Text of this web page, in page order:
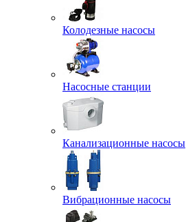
Колодезные насосы
Насосные станции
Канализационные насосы
Вибрационные насосы